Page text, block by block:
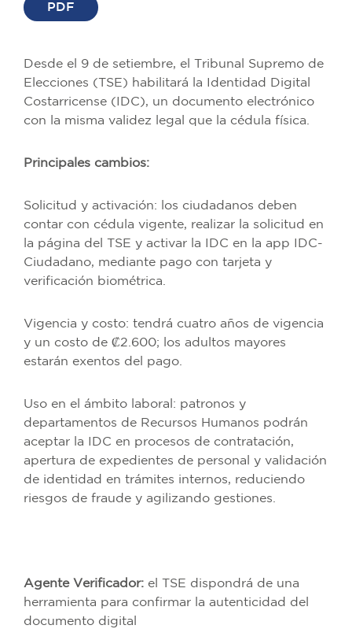
PDF
Desde el 9 de setiembre, el Tribunal Supremo de
Elecciones (TSE) habilitará la Identidad Digital
Costarricense (IDC), un documento electrónico
con la misma validez legal que la cédula física.
Principales cambios:
Solicitud y activación: los ciudadanos deben
contar con cédula vigente, realizar la solicitud en
la página del TSE y activar la IDC en la app IDC-
Ciudadano, mediante pago con tarjeta y
verificación biométrica.
Vigencia y costo: tendrá cuatro años de vigencia
y un costo de ₡2.600; los adultos mayores
estarán exentos del pago.
Uso en el ámbito laboral: patronos y
departamentos de Recursos Humanos podrán
aceptar la IDC en procesos de contratación,
apertura de expedientes de personal y validación
de identidad en trámites internos, reduciendo
riesgos de fraude y agilizando gestiones.
Agente Verificador: el TSE dispondrá de una
herramienta para confirmar la autenticidad del
documento digital